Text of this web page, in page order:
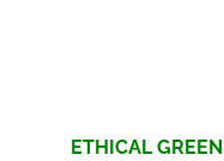
ETHICAL